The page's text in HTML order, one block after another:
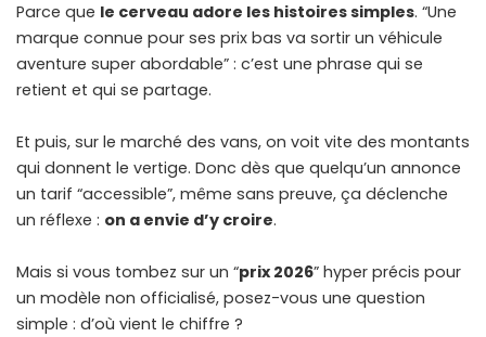
Parce que le cerveau adore les histoires simples. “Une
marque connue pour ses prix bas va sortir un véhicule
aventure super abordable” : c’est une phrase qui se
retient et qui se partage.
Et puis, sur le marché des vans, on voit vite des montants
qui donnent le vertige. Donc dès que quelqu’un annonce
un tarif “accessible”, même sans preuve, ça déclenche
un réflexe : on a envie d’y croire.
Mais si vous tombez sur un “prix 2026” hyper précis pour
un modèle non officialisé, posez-vous une question
simple : d’où vient le chiffre ?